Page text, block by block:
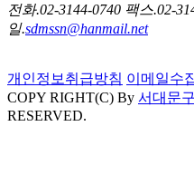
전화.02-3144-0740 팩스.02-
일.sdmssn@hanmail.net
개인정보취급방침 이메일수
COPY RIGHT(C) By 서대문
RESERVED.